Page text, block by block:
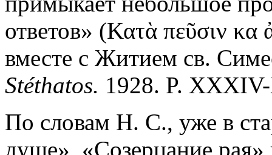
ответов» (Κατὰ πεῦσιν
вместе с Житием св.
Stéthatos. 1928. P.
По словам Н. С., уже в
душе», «Созерцание